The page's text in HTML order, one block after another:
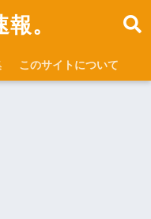
。
このサイトについて